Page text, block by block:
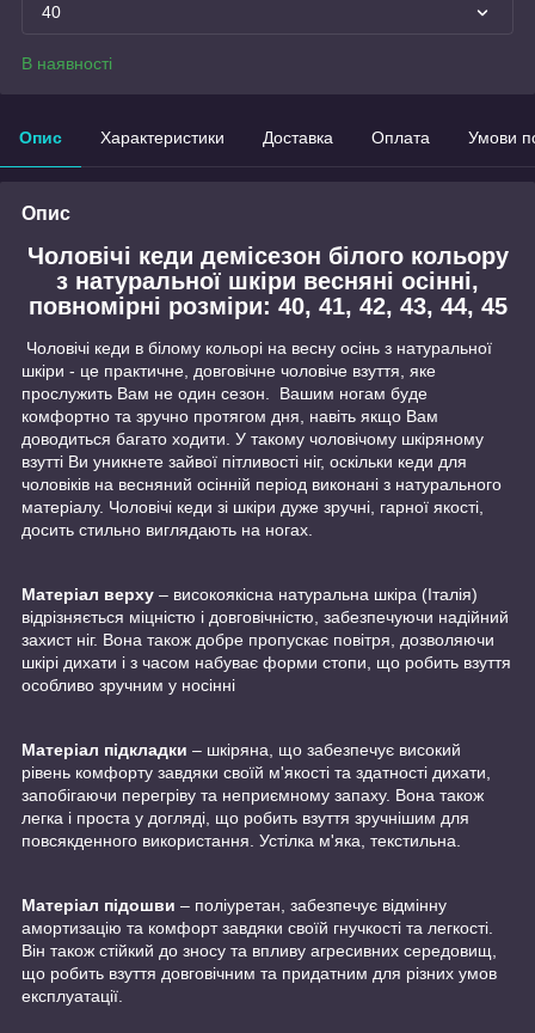
40
В наявності
Опис Характеристики Доставка Оплата Умови
Опис
Чоловічі кеди демісезон білого кольору
з натуральної шкіри весняні осінні,
повномірні розміри: 40, 41, 42, 43, 44, 45
Чоловічі кеди в білому кольорі на весну осінь з натуральної
шкіри - це практичне, довговічне чоловіче взуття, яке
прослужить Вам не один сезон. Вашим ногам буде
комфортно та зручно протягом дня, навіть якщо Вам
доводиться багато ходити. У такому чоловічому шкіряному
взутті Ви уникнете зайвої пітливості ніг, оскільки кеди для
чоловіків на весняний осінній період виконані з натурального
матеріалу. Чоловічі кеди зі шкіри дуже зручні, гарної якості,
досить стильно виглядають на ногах.
Матеріал верху – високоякісна натуральна шкіра (Італія)
відрізняється міцністю і довговічністю, забезпечуючи надійний
захист ніг. Вона також добре пропускає повітря, дозволяючи
шкірі дихати і з часом набуває форми стопи, що робить взуття
особливо зручним у носінні
Матеріал підкладки – шкіряна, що забезпечує високий
рівень комфорту завдяки своїй м'якості та здатності дихати,
запобігаючи перегріву та неприємному запаху. Вона також
легка і проста у догляді, що робить взуття зручнішим для
повсякденного використання. Устілка м'яка, текстильна.
Матеріал підошви – поліуретан, забезпечує відмінну
амортизацію та комфорт завдяки своїй гнучкості та легкості.
Він також стійкий до зносу та впливу агресивних середовищ,
що робить взуття довговічним та придатним для різних умов
експлуатації.